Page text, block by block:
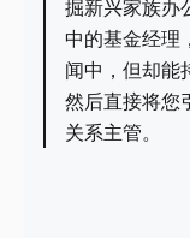
掘新兴家族办
中的基金经理
闻中，但却
然后直接将您
关系主管。